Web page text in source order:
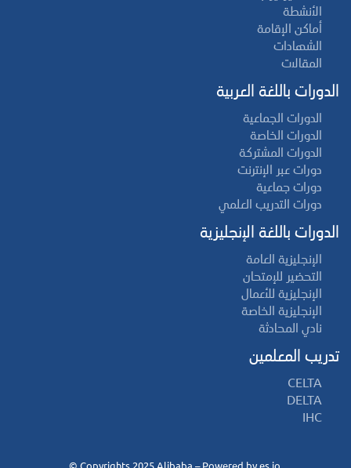
الأنشطة
أماكن الإقامة
الشهادات
المقالات
الدورات باللغة العربية
الدورات الجماعية
الدورات الخاصة
الدورات المشتركة
دورات عبر الإنترنت
دورات جماعية
دورات التدريب العلمي
الدورات باللغة الإنجليزية
الإنجليزية العامة
التحضير للإمتحان
الإنجليزية للأعمال
الإنجليزية الخاصة
نادي المحادثة
تدريب المعلمين
CELTA
DELTA
IHC